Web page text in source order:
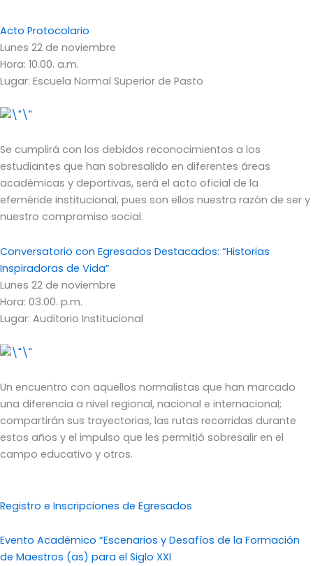
Acto Protocolario
Lunes 22 de noviembre
Hora: 10.00. a.m.
Lugar: Escuela Normal Superior de Pasto
Se cumplirá con los debidos reconocimientos a los
estudiantes que han sobresalido en diferentes áreas
académicas y deportivas, será el acto oficial de la
efeméride institucional, pues son ellos nuestra razón de ser y
nuestro compromiso social.
Conversatorio con Egresados Destacados: “Historias
Inspiradoras de Vida”
Lunes 22 de noviembre
Hora: 03.00. p.m.
Lugar: Auditorio Institucional
Un encuentro con aquellos normalistas que han marcado
una diferencia a nivel regional, nacional e internacional;
compartirán sus trayectorias, las rutas recorridas durante
estos años y el impulso que les permitió sobresalir en el
campo educativo y otros.
Registro e Inscripciones de Egresados
Evento Académico “Escenarios y Desafíos de la Formación
de Maestros (as) para el Siglo XXI